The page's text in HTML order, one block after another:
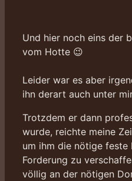
Und hier noch eins der
vom Hotte 😉
Leider war es aber
ihn derart auch unter
Trotzdem er dann
wurde, reichte meine
um ihm die nötige feste
Forderung zu
völlig an der nötigen